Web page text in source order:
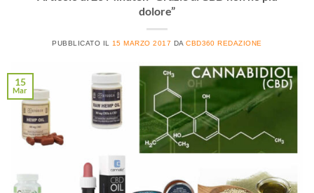
dolore”
PUBBLICATO IL 15 MARZO 2017 DACBD360 REDAZIONE
15
Mar